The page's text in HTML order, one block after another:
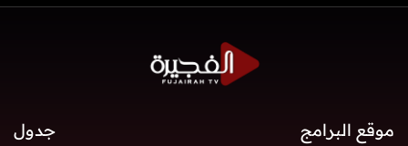
موقع البرامج
جدول